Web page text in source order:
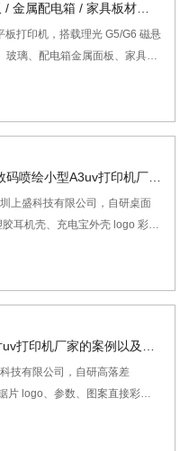
金属配电箱 / 家具板材大
打印机，搭载理光 G5/G6 磁悬
玻璃、配电箱金属面板、家具木
体输出，全材质兼容，24 小
大型工业UV平板打印机,岩板
打印机,家具木板衣柜门
平板打印机
喷绘小型A3uv打印机厂家
上盛科技有限公司，自研桌面
耳机壳、充电宝外壳 logo 彩
；原厂自研控制系统、整机标
塑胶加工厂首选打印设备供应
打印机,深圳A3uv打印机厂家,电
打印机厂家的案例以及优
技有限公司，自研高落差
片 logo、参数、图案直接彩
原厂研发、整机工业配置、上
厂优选打印设备供应商。金刚石